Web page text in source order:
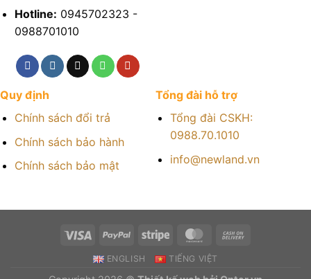
Hotline: 0945702323 -
0988701010
Quy định
Chính sách đổi trả
Chính sách bảo hành
Chính sách bảo mật
Tổng đài hỗ trợ
Tổng đài CSKH:
0988.70.1010
info@newland.vn
ENGLISH TIẾNG VIỆT